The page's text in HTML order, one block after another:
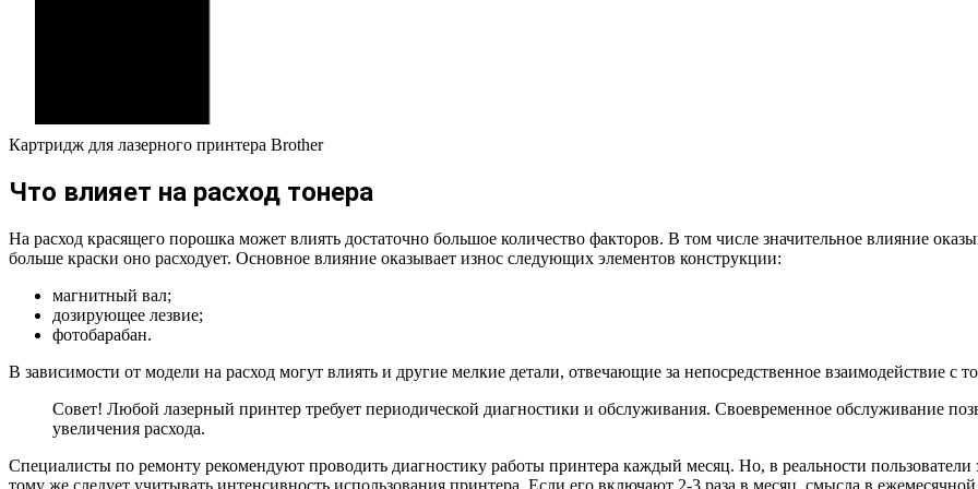
Картридж для лазерного принтера Brother
Что влияет на расход тонера
На расход красящего порошка может влиять достаточно большое количество факторов. В том числе значительное влияние
больше краски оно расходует. Основное влияние оказывает износ следующих элементов конструкции:
магнитный вал;
дозирующее лезвие;
фотобарабан.
В зависимости от модели на расход могут влиять и другие мелкие детали, отвечающие за непосредственное взаимодействие с
Совет! Любой лазерный принтер требует периодической диагностики и обслуживания. Своевременное обслуживание
увеличения расхода.
Специалисты по ремонту рекомендуют проводить диагностику работы принтера каждый месяц. Но, в реальности
тому же следует учитывать интенсивность использования принтера. Если его включают 2-3 раза в месяц, смысла в